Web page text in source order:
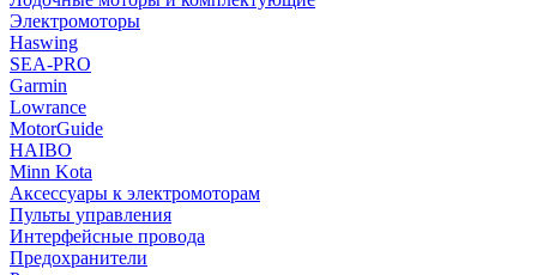
Электромоторы
Haswing
SEA-PRO
Garmin
Lowrance
MotorGuide
HAIBO
Minn Kota
Аксессуары к электромоторам
Пульты управления
Интерфейсные провода
Предохранители